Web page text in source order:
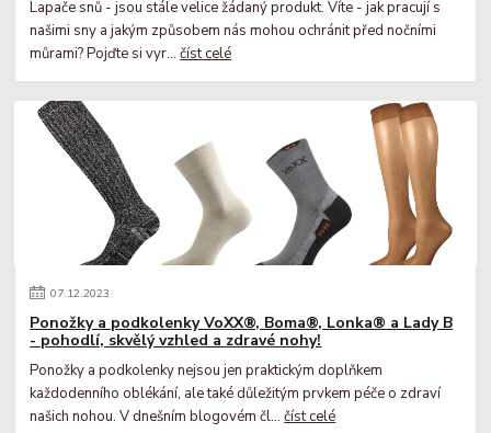
Lapače snů - jsou stále velice žádaný produkt. Víte - jak pracují s
našimi sny a jakým způsobem nás mohou ochránit před nočními
můrami? Pojďte si vyr...číst celé
07.12.2023
Ponožky a podkolenky VoXX®, Boma®, Lonka® a Lady B
- pohodlí, skvělý vzhled a zdravé nohy!
Ponožky a podkolenky nejsou jen praktickým doplňkem
každodenního oblékání, ale také důležitým prvkem péče o zdraví
našich nohou. V dnešním blogovém čl...číst celé